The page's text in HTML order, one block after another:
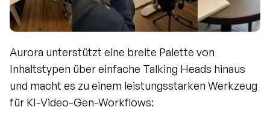
Aurora unterstützt eine breite Palette von
Inhaltstypen über einfache Talking Heads hinaus
und macht es zu einem leistungsstarken Werkzeug
für KI-Video-Gen-Workflows: